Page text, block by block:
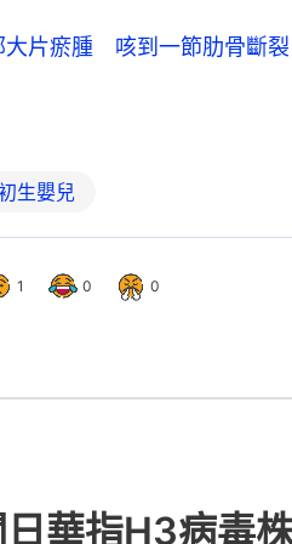
片瘀腫 咳到一節肋骨斷裂
生嬰兒
1 0 0
華指H3病毒